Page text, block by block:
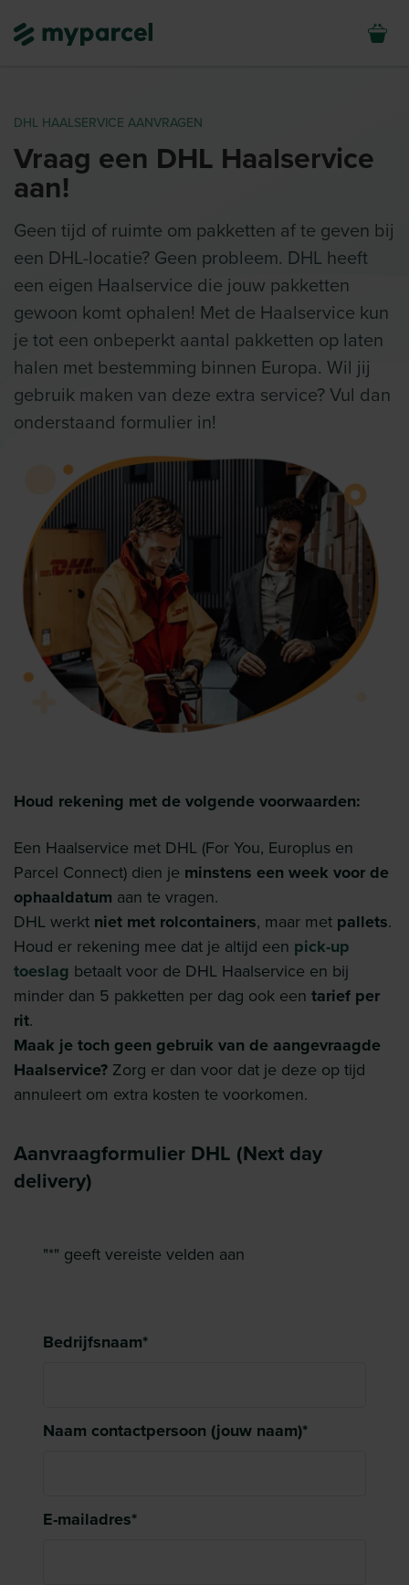
DHL HAALSERVICE AANVRAGEN
Vraag een DHL Haalservice
aan!
Geen tijd of ruimte om pakketten af te geven bij
een DHL-locatie? Geen probleem. DHL heeft
een eigen Haalservice die jouw pakketten
gewoon komt ophalen! Met de Haalservice kun
je tot een onbeperkt aantal pakketten op laten
halen met bestemming binnen Europa. Wil jij
gebruik maken van deze extra service? Vul dan
onderstaand formulier in!
Houd rekening met de volgende voorwaarden:
Een Haalservice met DHL (For You, Europlus en
Parcel Connect) dien je minstens een week voor de
ophaaldatum aan te vragen.
DHL werkt niet met rolcontainers, maar met pallets.
Houd er rekening mee dat je altijd een pick-up
toeslag betaalt voor de DHL Haalservice en bij
minder dan 5 pakketten per dag ook een tarief per
rit.
Maak je toch geen gebruik van de aangevraagde
Haalservice? Zorg er dan voor dat je deze op tijd
annuleert om extra kosten te voorkomen.
Aanvraagformulier DHL (Next day
delivery)
"*" geeft vereiste velden aan
Bedrijfsnaam*
Naam contactpersoon (jouw naam)*
E-mailadres*